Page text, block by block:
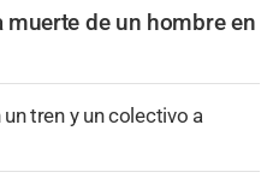
muerte de un hombre en
tren y un colectivo a